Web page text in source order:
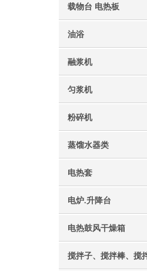
载物台 电热板
油浴
融浆机
匀浆机
粉碎机
蒸馏水器类
电热套
电炉.升降台
电热鼓风干燥箱
搅拌子、搅拌棒、搅